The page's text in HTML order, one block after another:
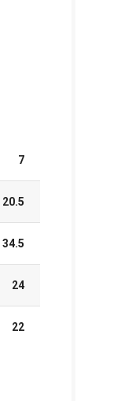
7
20.5
34.5
24
22